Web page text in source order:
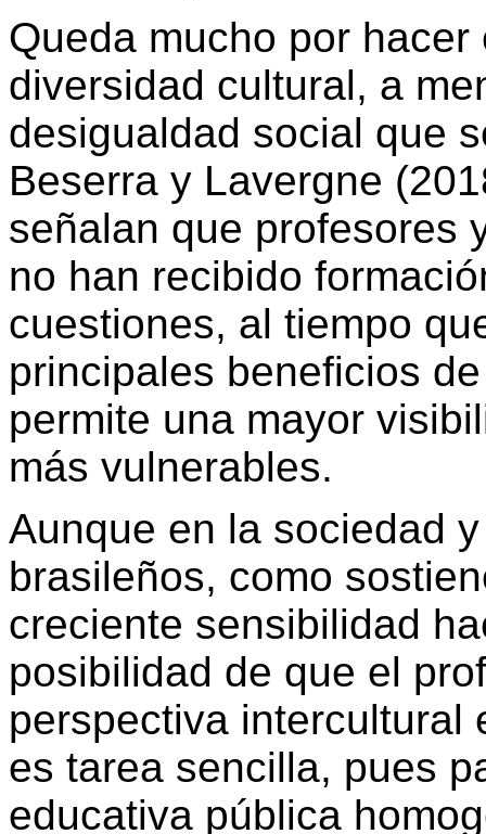
Queda mucho por
diversidad cultural, a
desigualdad social que
Beserra y Lavergne
señalan que profesores
no han recibido
cuestiones, al tiempo
principales beneficios
permite una mayor
más vulnerables.
Aunque en la sociedad
brasileños, como
creciente sensibilidad
posibilidad de que el
perspectiva intercultural
es tarea sencilla, pues
educativa pública